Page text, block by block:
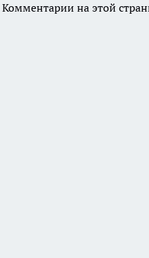
Комментарии на этой